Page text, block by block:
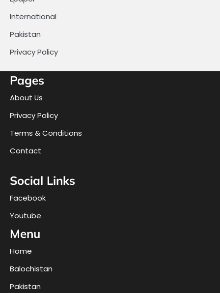
International
Pakistan
Privacy Policy
Pages
About Us
Privacy Policy
Terms & Conditions
Contact
Social Links
Facebook
Youtube
Menu
Home
Balochistan
Pakistan